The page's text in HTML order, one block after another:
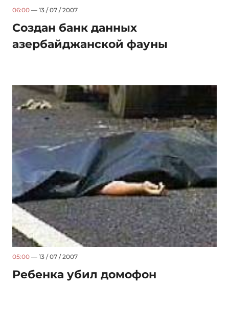
06:00 — 13 / 07 / 2007
Создан банк данных
азербайджанской фауны
05:00 — 13 / 07 / 2007
Ребенка убил домофон